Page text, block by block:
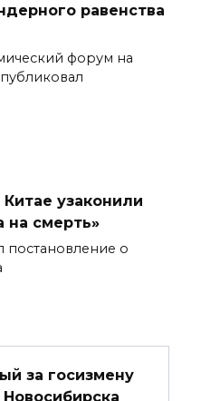
равенства
форум на
узаконили
на смерть»
о
за госизмену